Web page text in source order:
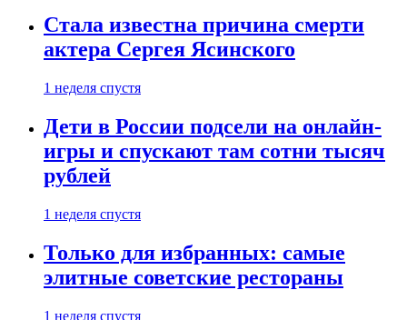
Стала известна причина смерти
актера Сергея Ясинского
1 неделя спустя
Дети в России подсели на онлайн-
игры и спускают там сотни тысяч
рублей
1 неделя спустя
Только для избранных: самые
элитные советские рестораны
1 неделя спустя